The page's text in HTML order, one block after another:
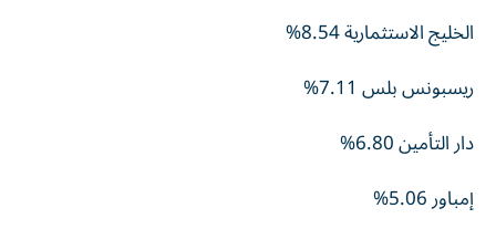
الخليج الاستثمارية 8.54%
ريسبونس بلس 7.11%
دار التأمين 6.80%
إمباور 5.06%